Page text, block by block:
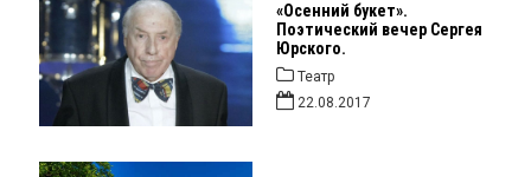
«Осенний букет».
Поэтический вечер Сергея
Юрского.
Театр
22.08.2017